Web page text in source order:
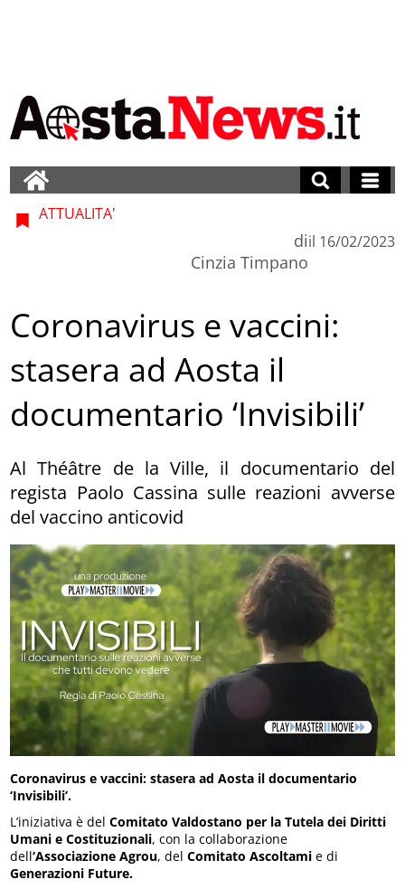
ATTUALITA'
di
Cinzia Timpano
il 16/02/2023
Coronavirus e vaccini:
stasera ad Aosta il
documentario ‘Invisibili’
Al Théâtre de la Ville, il documentario del
regista Paolo Cassina sulle reazioni avverse
del vaccino anticovid
Coronavirus e vaccini: stasera ad Aosta il documentario
‘Invisibili’.
L’iniziativa è delComitato Valdostano per la Tutela dei Diritti
Umani e Costituzionali, con la collaborazione
dell‘Associazione Agrou, delComitato Ascoltami e di
Generazioni Future.